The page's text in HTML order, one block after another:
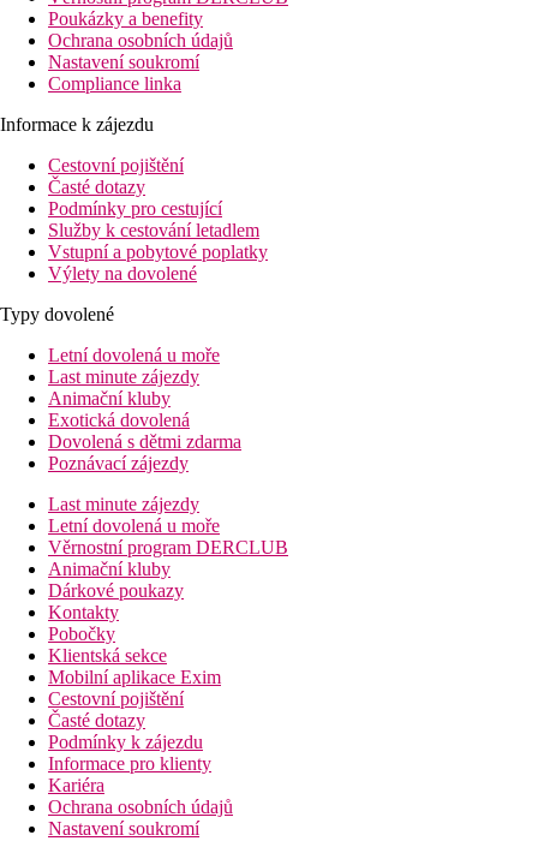
Poukázky a benefity
Ochrana osobních údajů
Nastavení soukromí
Compliance linka
Informace k zájezdu
Cestovní pojištění
Časté dotazy
Podmínky pro cestující
Služby k cestování letadlem
Vstupní a pobytové poplatky
Výlety na dovolené
Typy dovolené
Letní dovolená u moře
Last minute zájezdy
Animační kluby
Exotická dovolená
Dovolená s dětmi zdarma
Poznávací zájezdy
Last minute zájezdy
Letní dovolená u moře
Věrnostní program DERCLUB
Animační kluby
Dárkové poukazy
Kontakty
Pobočky
Klientská sekce
Mobilní aplikace Exim
Cestovní pojištění
Časté dotazy
Podmínky k zájezdu
Informace pro klienty
Kariéra
Ochrana osobních údajů
Nastavení soukromí